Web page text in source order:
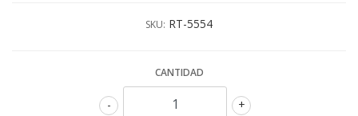
SKU: RT-5554
CANTIDAD
+
-